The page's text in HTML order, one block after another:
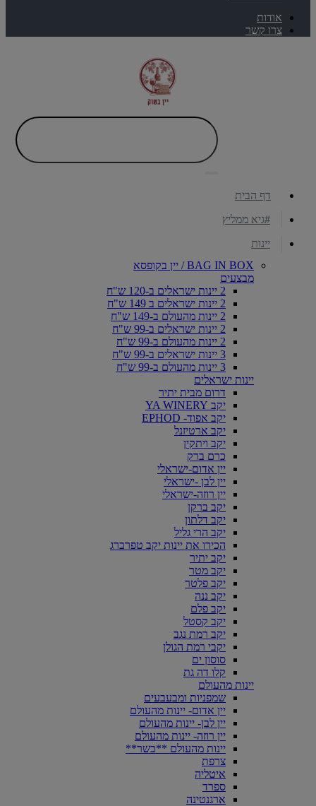
אודות
צרו קשר
דף הבית
#גיא ממליץ
יינות
BAG IN BOX / יין בקופסא
מבצעים
2 יינות ישראלים ב-120 ש"ח
2 יינות ישראלים ב 149 ש"ח
2 יינות מהעולם ב-149 ש"ח
2 יינות ישראלים ב-99 ש"ח
2 יינות מהעולם ב-99 ש"ח
3 יינות ישראלים ב-99 ש"ח
3 יינות מהעולם ב-99 ש"ח
יינות ישראלים
דרום מבית יתיר
יקב YA WINERY
יקב אפוד- EPHOD
יקב ארטיזנל
יקב ויתקין
כרם ברק
יין אדום-ישראלי
יין לבן -ישראלי
יין רוזה-ישראלי
יקב ברקן
יקב דלתון
יקב הרי גליל
הכירו את יינות יקב טפרברג
יקב יתיר
יקב מטר
יקב פלטר
יקב ננה
יקב פלם
יקב קסטל
יקב רמת נגב
יקבי רמת הגולן
סוסון ים
קלו דה גת
יינות מהעולם
שמפניות ומבעבעים
יין אדום- יינות מהעולם
יין לבן- יינות מהעולם
יין רוזה- יינות מהעולם
יינות מהעולם **כשר**
צרפת
איטליה
ספרד
ארגנטינה